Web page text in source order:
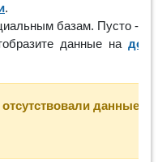
.
базам. Пусто -
данные на
данные